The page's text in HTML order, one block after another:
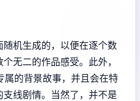
机生成的，以便在逐个数
无二的作品感受。此外，
属的背景故事，并且会在特
线剧情。当然了，并不是